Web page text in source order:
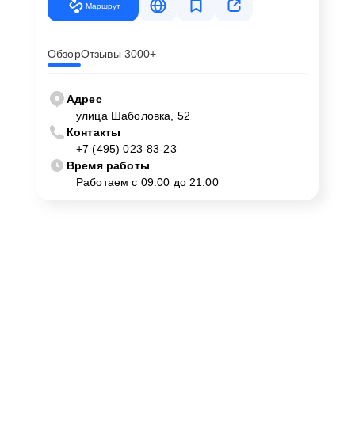
Маршрут
ОбзорОтзывы 3000+
Адрес
улица Шаболовка, 52
Контакты
+7 (495) 023-83-23
Время работы
Работаем с 09:00 до 21:00